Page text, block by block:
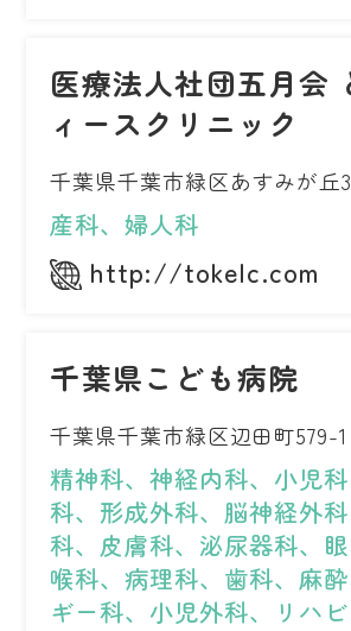
医療法人社団五月会
ィースクリニック
千葉県千葉市緑区あすみが丘
産科、婦人科
http://tokelc.com
千葉県こども病院
千葉県千葉市緑区辺田町579-1
精神科、神経内科、小児
科、形成外科、脳神経外
科、皮膚科、泌尿器科、
喉科、病理科、歯科、麻
ギー科、小児外科、リハ